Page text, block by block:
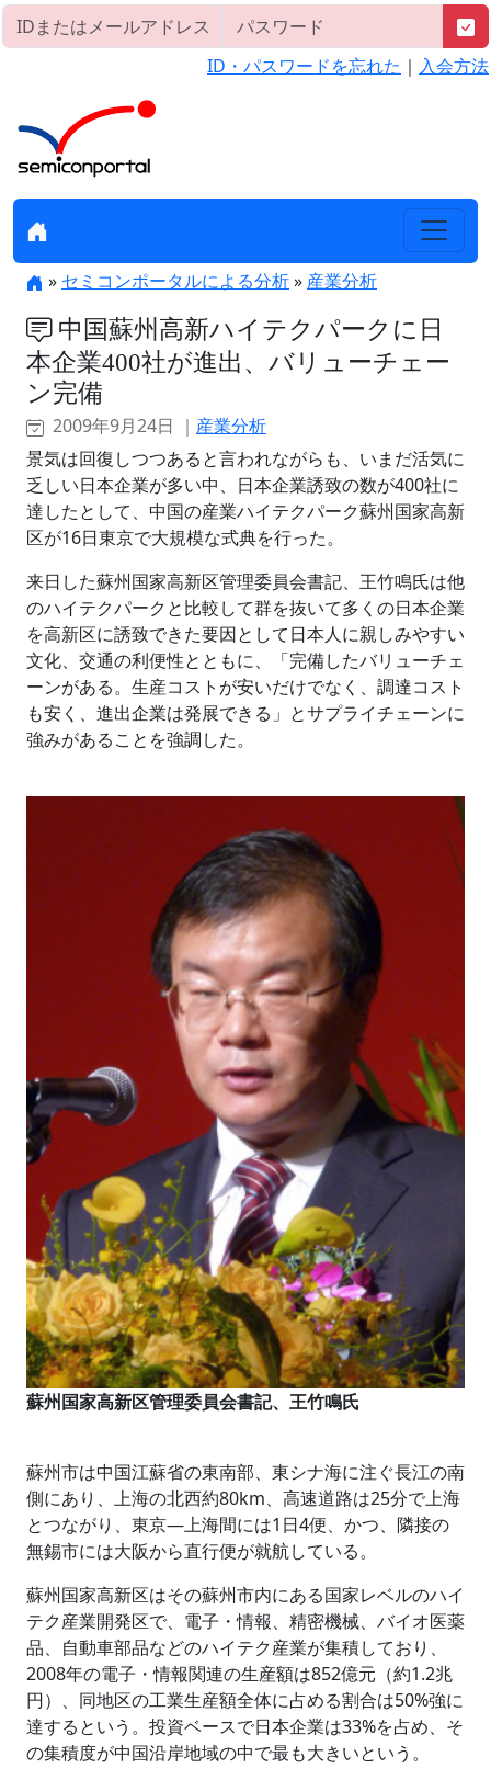
ID・パスワードを忘れた ｜ 入会方法
» セミコンポータルによる分析» 産業分析
中国蘇州高新ハイテクパークに日
本企業400社が進出、バリューチェー
ン完備
2009年9月24日 ｜ 産業分析
景気は回復しつつあると言われながらも、いまだ活気に
乏しい日本企業が多い中、日本企業誘致の数が400社に
達したとして、中国の産業ハイテクパーク蘇州国家高新
区が16日東京で大規模な式典を行った。
来日した蘇州国家高新区管理委員会書記、王竹鳴氏は他
のハイテクパークと比較して群を抜いて多くの日本企業
を高新区に誘致できた要因として日本人に親しみやすい
文化、交通の利便性とともに、「完備したバリューチェ
ーンがある。生産コストが安いだけでなく、調達コスト
も安く、進出企業は発展できる」とサプライチェーンに
強みがあることを強調した。
蘇州国家高新区管理委員会書記、王竹鳴氏
蘇州市は中国江蘇省の東南部、東シナ海に注ぐ長江の南
側にあり、上海の北西約80km、高速道路は25分で上海
とつながり、東京―上海間には1日4便、かつ、隣接の
無錫市には大阪から直行便が就航している。
蘇州国家高新区はその蘇州市内にある国家レベルのハイ
テク産業開発区で、電子・情報、精密機械、バイオ医薬
品、自動車部品などのハイテク産業が集積しており、
2008年の電子・情報関連の生産額は852億元（約1.2兆
円）、同地区の工業生産額全体に占める割合は50%強に
達するという。投資ベースで日本企業は33%を占め、そ
の集積度が中国沿岸地域の中で最も大きいという。